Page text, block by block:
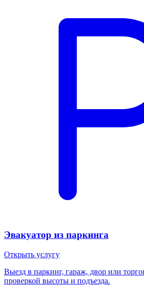
Эвакуатор из паркинга
Открыть услугу
Выезд в паркинг, гараж, двор или
проверкой высоты и подъезда.